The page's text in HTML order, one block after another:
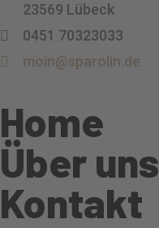
23569 Lübeck
0451 70323033
moin@sparolin.de
Home
Über uns
Kontakt